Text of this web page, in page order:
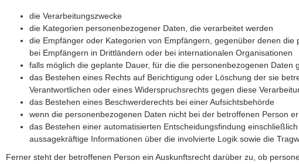
die Verarbeitungszwecke
die Kategorien personenbezogener Daten, die verarbeitet werden
die Empfänger oder Kategorien von Empfängern, gegenüber denen
bei Empfängern in Drittländern oder bei internationalen Organisationen
falls möglich die geplante Dauer, für die die personenbezogenen
das Bestehen eines Rechts auf Berichtigung oder Löschung der sie
Verantwortlichen oder eines Widerspruchsrechts gegen diese
das Bestehen eines Beschwerderechts bei einer Aufsichtsbehörde
wenn die personenbezogenen Daten nicht bei der betroffenen Person
das Bestehen einer automatisierten Entscheidungsfindung
aussagekräftige Informationen über die involvierte Logik sowie die
Ferner steht der betroffenen Person ein Auskunftsrecht darüber zu, ob